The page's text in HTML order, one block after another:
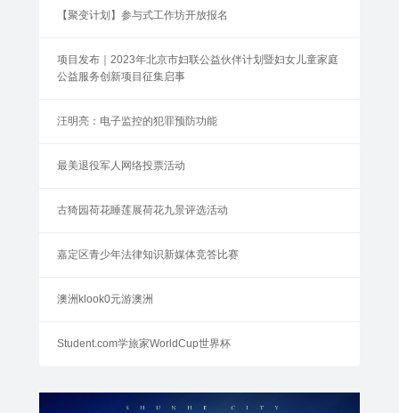
【聚变计划】参与式工作坊开放报名
项目发布｜2023年北京市妇联公益伙伴计划暨妇女儿童家庭
公益服务创新项目征集启事
汪明亮：电子监控的犯罪预防功能
最美退役军人网络投票活动
古猗园荷花睡莲展荷花九景评选活动
嘉定区青少年法律知识新媒体竞答比赛
澳洲klook0元游澳洲
Student.com学旅家WorldCup世界杯